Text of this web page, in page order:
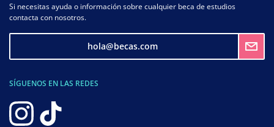
Si necesitas ayuda o información sobre cualquier beca de estudios
contacta con nosotros.
hola@becas.com
SÍGUENOS EN LAS REDES